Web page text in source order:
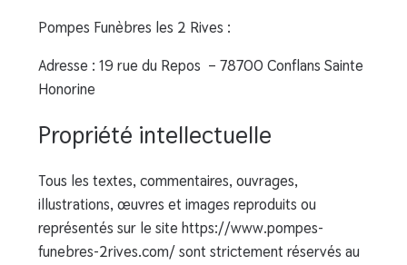
Pompes Funèbres les 2 Rives :
Adresse : 19 rue du Repos – 78700 Conflans Sainte
Honorine
Propriété intellectuelle
Tous les textes, commentaires, ouvrages,
illustrations, œuvres et images reproduits ou
représentés sur le site https://www.pompes-
funebres-2rives.com/ sont strictement réservés au